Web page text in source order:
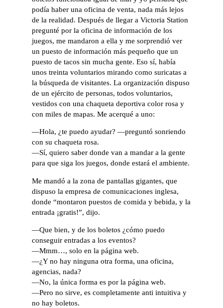
podía haber una oficina de venta, nada más lejos
de la realidad. Después de llegar a Victoria Station
pregunté por la oficina de información de los
juegos, me mandaron a ella y me sorprendió ver
un puesto de información más pequeño que un
puesto de tacos sin mucha gente. Eso sí, había
unos treinta voluntarios mirando como suricatas a
la búsqueda de visitantes. La organización dispuso
de un ejército de personas, todos voluntarios,
vestidos con una chaqueta deportiva color rosa y
con miles de mapas. Me acerqué a uno:
—Hola, ¿te puedo ayudar? —preguntó sonriendo
con su chaqueta rosa.
—Sí, quiero saber donde van a mandar a la gente
para que siga los juegos, donde estará el ambiente.
Me mandó a la zona de pantallas gigantes, que
dispuso la empresa de comunicaciones inglesa,
donde “montaron puestos de comida y bebida, y la
entrada ¡gratis!”, dijo.
—Que bien, y de los boletos ¿cómo puedo
conseguir entradas a los eventos?
—Mmm…, solo en la página web.
—¿Y no hay ninguna otra forma, una oficina,
agencias, nada?
—No, la única forma es por la página web.
—Pero no sirve, es completamente anti intuitiva y
no hay boletos.